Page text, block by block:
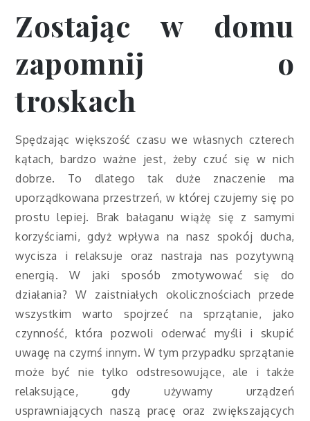
Zostając w domu
zapomnij o
troskach
Spędzając większość czasu we własnych czterech
kątach, bardzo ważne jest, żeby czuć się w nich
dobrze. To dlatego tak duże znaczenie ma
uporządkowana przestrzeń, w której czujemy się po
prostu lepiej. Brak bałaganu wiążę się z samymi
korzyściami, gdyż wpływa na nasz spokój ducha,
wycisza i relaksuje oraz nastraja nas pozytywną
energią. W jaki sposób zmotywować się do
działania? W zaistniałych okolicznościach przede
wszystkim warto spojrzeć na sprzątanie, jako
czynność, która pozwoli oderwać myśli i skupić
uwagę na czymś innym. W tym przypadku sprzątanie
może być nie tylko odstresowujące, ale i także
relaksujące, gdy używamy urządzeń
usprawniających naszą pracę oraz zwiększających